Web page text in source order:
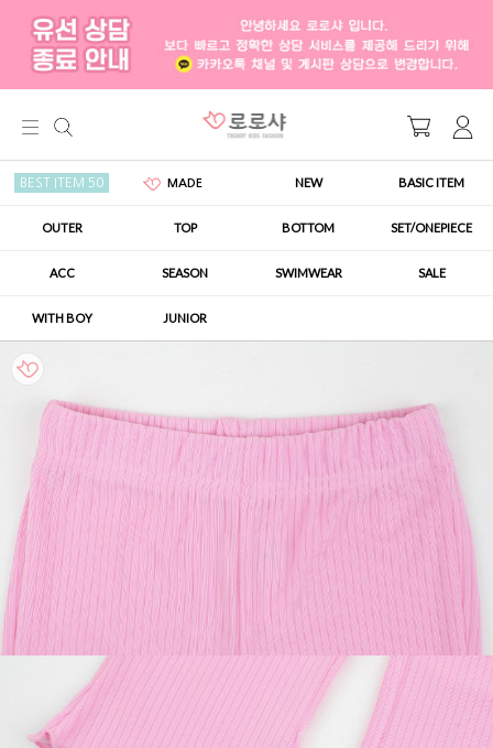
BEST ITEM 50 MADE NEW BASIC ITEM
OUTER TOP BOTTOM SET/ONEPIECE
ACC SEASON SWIMWEAR SALE
WITH BOY JUNIOR